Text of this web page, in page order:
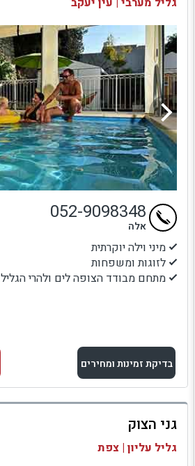
מיני וילה יוקרתית
לזוגות ומשפחות
מתחם מבודד הצופה לים ולהרי הגליל
052-9098348
אלה
בדיקת זמינות ומחירים
למתחם זה
בדיקת זמינות ומחירים
גני הצוק
גליל עליון | צפת